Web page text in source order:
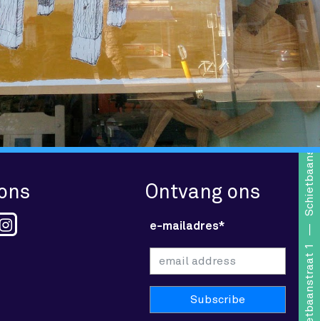
Ontvang ons
e-mailadres*
Schietbaanstraat 1
Schietbaanstraat 1